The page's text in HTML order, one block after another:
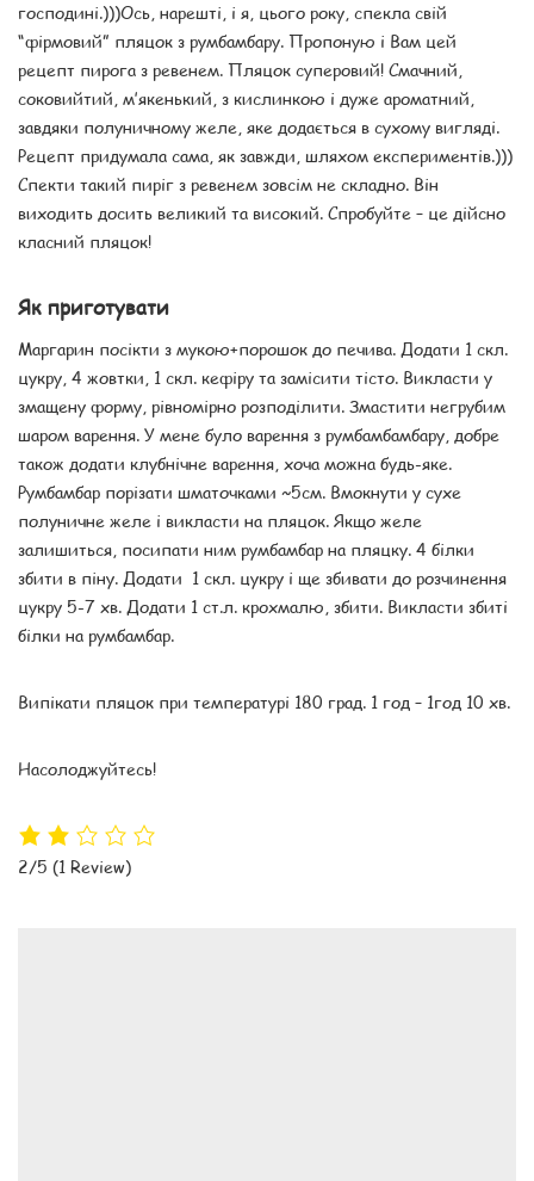
господині.)))Ось, нарешті, і я, цього року, спекла свій
“фірмовий” пляцок з румбамбару. Пропоную і Вам цей
рецепт пирога з ревенем. Пляцок суперовий! Смачний,
соковийтий, м’якенький, з кислинкою і дуже ароматний,
завдяки полуничному желе, яке додається в сухому вигляді.
Рецепт придумала сама, як завжди, шляхом експериментів.)))
Спекти такий пиріг з ревенем зовсім не складно. Він
виходить досить великий та високий. Спробуйте – це дійсно
класний пляцок!
Як приготувати
Маргарин посікти з мукою+порошок до печива. Додати 1 скл.
цукру, 4 жовтки, 1 скл. кефіру та замісити тісто. Викласти у
змащену форму, рівномірно розподілити. Змастити негрубим
шаром варення. У мене було варення з румбамбамбару, добре
також додати клубнічне варення, хоча можна будь-яке.
Румбамбар порізати шматочками ~5см. Вмокнути у сухе
полуничне желе і викласти на пляцок. Якщо желе
залишиться, посипати ним румбамбар на пляцку. 4 білки
збити в піну. Додати 1 скл. цукру і ще збивати до розчинення
цукру 5-7 хв. Додати 1 ст.л. крохмалю, збити. Викласти збиті
білки на румбамбар.
Випікати пляцок при температурі 180 град. 1 год – 1год 10 хв.
Насолоджуйтесь!
2/5 (1 Review)